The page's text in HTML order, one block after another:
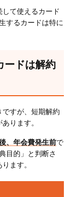
て使えるカード
するカードは特に
ードは解約
すが、短期解約
ります。
、年会費発生前で
目的」と判断さ
ます。